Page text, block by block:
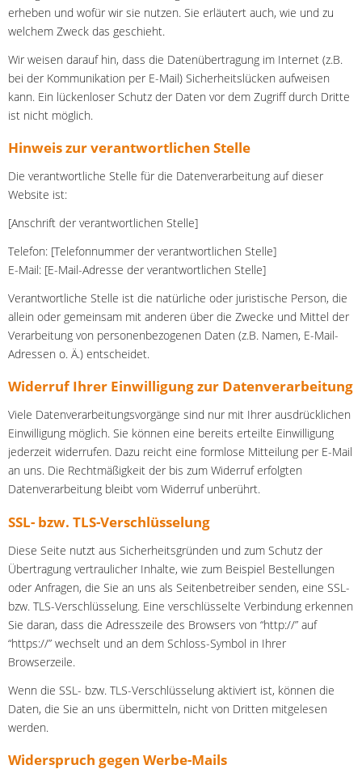
erheben und wofür wir sie nutzen. Sie erläutert auch, wie und zu
welchem Zweck das geschieht.
Wir weisen darauf hin, dass die Datenübertragung im Internet (z.B.
bei der Kommunikation per E-Mail) Sicherheitslücken aufweisen
kann. Ein lückenloser Schutz der Daten vor dem Zugriff durch Dritte
ist nicht möglich.
Hinweis zur verantwortlichen Stelle
Die verantwortliche Stelle für die Datenverarbeitung auf dieser
Website ist:
[Anschrift der verantwortlichen Stelle]
Telefon: [Telefonnummer der verantwortlichen Stelle]
E-Mail: [E-Mail-Adresse der verantwortlichen Stelle]
Verantwortliche Stelle ist die natürliche oder juristische Person, die
allein oder gemeinsam mit anderen über die Zwecke und Mittel der
Verarbeitung von personenbezogenen Daten (z.B. Namen, E-Mail-
Adressen o. Ä.) entscheidet.
Widerruf Ihrer Einwilligung zur Datenverarbeitung
Viele Datenverarbeitungsvorgänge sind nur mit Ihrer ausdrücklichen
Einwilligung möglich. Sie können eine bereits erteilte Einwilligung
jederzeit widerrufen. Dazu reicht eine formlose Mitteilung per E-Mail
an uns. Die Rechtmäßigkeit der bis zum Widerruf erfolgten
Datenverarbeitung bleibt vom Widerruf unberührt.
SSL- bzw. TLS-Verschlüsselung
Diese Seite nutzt aus Sicherheitsgründen und zum Schutz der
Übertragung vertraulicher Inhalte, wie zum Beispiel Bestellungen
oder Anfragen, die Sie an uns als Seitenbetreiber senden, eine SSL-
bzw. TLS-Verschlüsselung. Eine verschlüsselte Verbindung erkennen
Sie daran, dass die Adresszeile des Browsers von “http://” auf
“https://” wechselt und an dem Schloss-Symbol in Ihrer
Browserzeile.
Wenn die SSL- bzw. TLS-Verschlüsselung aktiviert ist, können die
Daten, die Sie an uns übermitteln, nicht von Dritten mitgelesen
werden.
Widerspruch gegen Werbe-Mails